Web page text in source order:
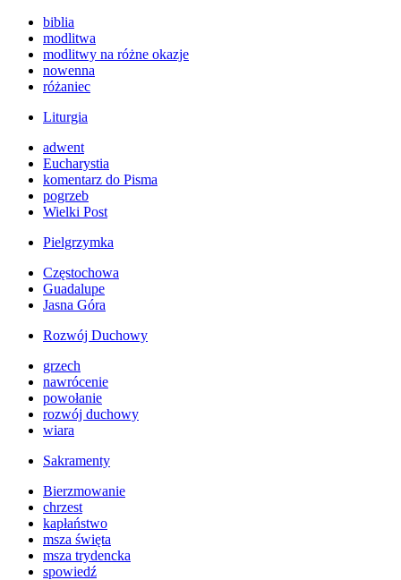
biblia
modlitwa
modlitwy na różne okazje
nowenna
różaniec
Liturgia
adwent
Eucharystia
komentarz do Pisma
pogrzeb
Wielki Post
Pielgrzymka
Częstochowa
Guadalupe
Jasna Góra
Rozwój Duchowy
grzech
nawrócenie
powołanie
rozwój duchowy
wiara
Sakramenty
Bierzmowanie
chrzest
kapłaństwo
msza święta
msza trydencka
spowiedź